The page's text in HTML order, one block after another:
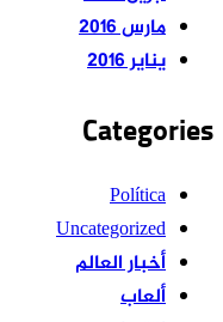
مارس 2016
يناير 2016
Categories
Política
Uncategorized
أخبار العالم
ألعاب